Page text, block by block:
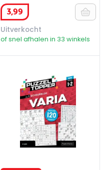
3,99
Uitverkocht
of snel afhalen in 33 winkels